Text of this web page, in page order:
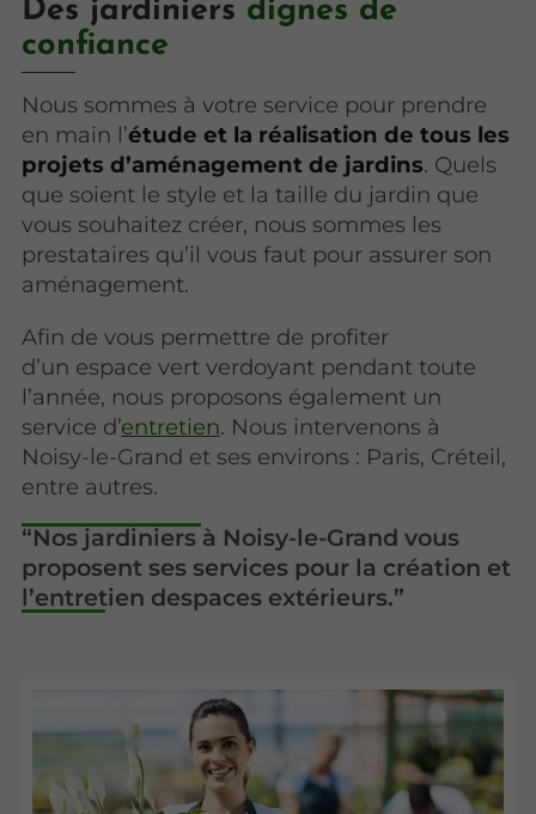
Des jardiniers dignes de
confiance
Nous sommes à votre service pour prendre
en main l’étude et la réalisation de tous les
projets d’aménagement de jardins. Quels
que soient le style et la taille du jardin que
vous souhaitez créer, nous sommes les
prestataires qu’il vous faut pour assurer son
aménagement.
Afin de vous permettre de profiter
d’un espace vert verdoyant pendant toute
l’année, nous proposons également un
service d’entretien. Nous intervenons à
Noisy-le-Grand et ses environs : Paris, Créteil,
entre autres.
Nos jardiniers à Noisy-le-Grand vous
proposent ses services pour la création et
l’entretien despaces extérieurs.